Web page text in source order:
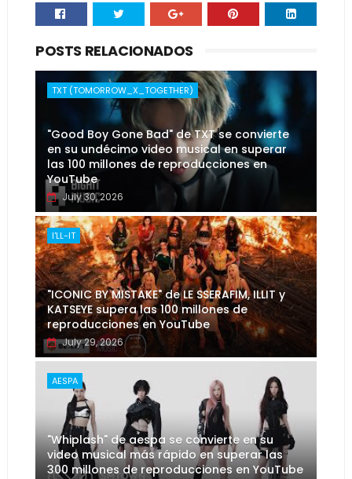
POSTS RELACIONADOS
TXT (TOMORROW_X_TOGETHER)
"Good Boy Gone Bad" de TXT se convierte
en su undécimo video musical en superar
las 100 millones de reproducciones en
YouTube
July 30, 2026
I'LL-IT
"ICONIC BY MISTAKE" de LE SSERAFIM, ILLIT y
KATSEYE supera las 100 millones de
reproducciones en YouTube
July 29, 2026
AESPA
"Whiplash" de aespa se convierte en su
video musical más rápido en superar las
300 millones de reproducciones en YouTube